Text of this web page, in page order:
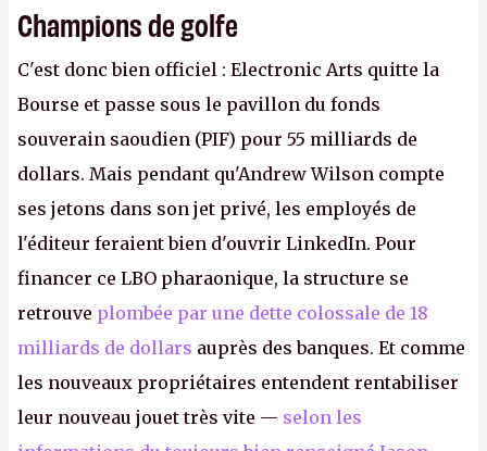
Champions de golfe
C'est donc bien officiel : Electronic Arts quitte la
Bourse et passe sous le pavillon du fonds
souverain saoudien (PIF) pour 55 milliards de
dollars. Mais pendant qu'Andrew Wilson compte
ses jetons dans son jet privé, les employés de
l'éditeur feraient bien d'ouvrir LinkedIn. Pour
financer ce LBO pharaonique, la structure se
retrouve plombée par une dette colossale de 18
milliards de dollars auprès des banques. Et comme
les nouveaux propriétaires entendent rentabiliser
leur nouveau jouet très vite — selon les